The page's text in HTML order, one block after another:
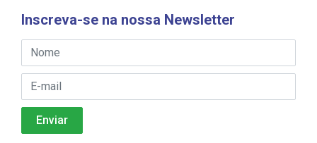
Inscreva-se na nossa Newsletter